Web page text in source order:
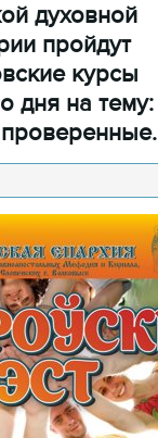
духовной
пройдут
курсы
дня на тему: